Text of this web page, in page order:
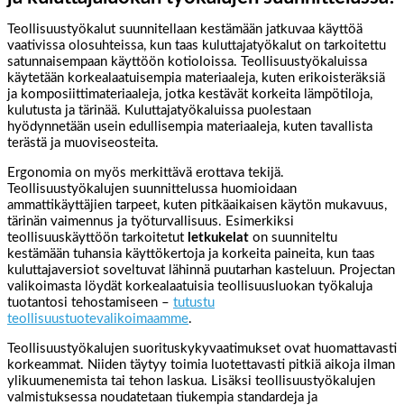
Teollisuustyökalut suunnitellaan kestämään jatkuvaa käyttöä
vaativissa olosuhteissa, kun taas kuluttajatyökalut on tarkoitettu
satunnaisempaan käyttöön kotioloissa. Teollisuustyökaluissa
käytetään korkealaatuisempia materiaaleja, kuten erikoisteräksiä
ja komposiittimateriaaleja, jotka kestävät korkeita lämpötiloja,
kulutusta ja tärinää. Kuluttajatyökaluissa puolestaan
hyödynnetään usein edullisempia materiaaleja, kuten tavallista
terästä ja muoviseosteita.
Ergonomia on myös merkittävä erottava tekijä.
Teollisuustyökalujen suunnittelussa huomioidaan
ammattikäyttäjien tarpeet, kuten pitkäaikaisen käytön mukavuus,
tärinän vaimennus ja työturvallisuus. Esimerkiksi
teollisuuskäyttöön tarkoitetut letkukelat on suunniteltu
kestämään tuhansia käyttökertoja ja korkeita paineita, kun taas
kuluttajaversiot soveltuvat lähinnä puutarhan kasteluun. Projectan
valikoimasta löydät korkealaatuisia teollisuusluokan työkaluja
tuotantosi tehostamiseen – tutustu
teollisuustuotevalikoimaamme.
Teollisuustyökalujen suorituskykyvaatimukset ovat huomattavasti
korkeammat. Niiden täytyy toimia luotettavasti pitkiä aikoja ilman
ylikuumenemista tai tehon laskua. Lisäksi teollisuustyökalujen
valmistuksessa noudatetaan tiukempia standardeja ja